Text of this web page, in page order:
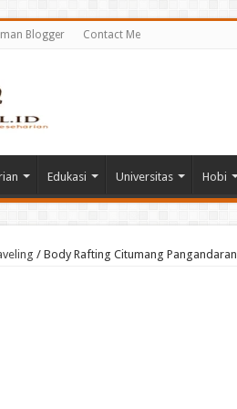
Blogger Contact Me
Edukasi Universitas Hobi
/ Body Rafting Citumang